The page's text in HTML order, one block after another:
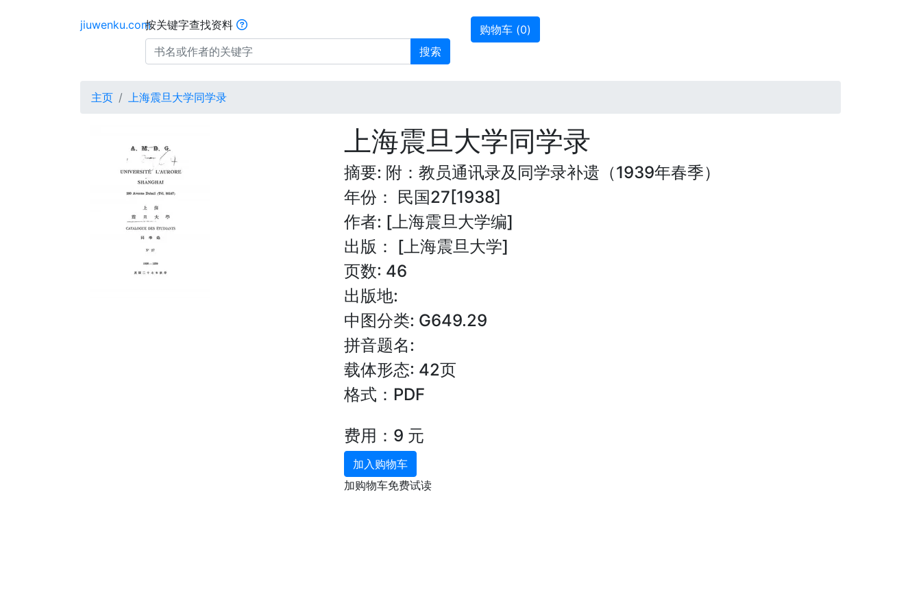
jiuwenku.com按关键字查找资料
搜索
购物车 (0)
主页 上海震旦大学同学录
上海震旦大学同学录
摘要: 附：教员通讯录及同学录补遗（1939年春季）
年份： 民国27[1938]
作者: [上海震旦大学编]
出版： [上海震旦大学]
页数: 46
出版地:
中图分类: G649.29
拼音题名:
载体形态: 42页
格式：PDF
费用：9 元
加入购物车
加购物车免费试读